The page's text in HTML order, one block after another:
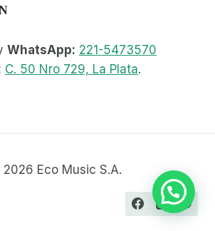
WhatsApp: 221-5473570
C. 50 Nro 729, La Plata.
Eco Music S.A.